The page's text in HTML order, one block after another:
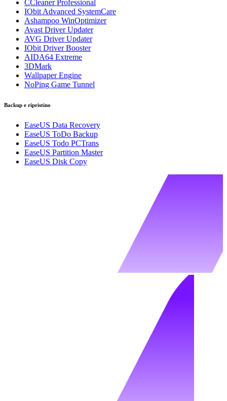
CCleaner Professional
IObit Advanced SystemCare
Ashampoo WinOptimizer
Avast Driver Updater
AVG Driver Updater
IObit Driver Booster
AIDA64 Extreme
3DMark
Wallpaper Engine
NoPing Game Tunnel
Backup e ripristino
EaseUS Data Recovery
EaseUS ToDo Backup
EaseUS Todo PCTrans
EaseUS Partition Master
EaseUS Disk Copy